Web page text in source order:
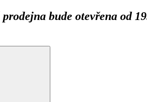
bude otevřena od